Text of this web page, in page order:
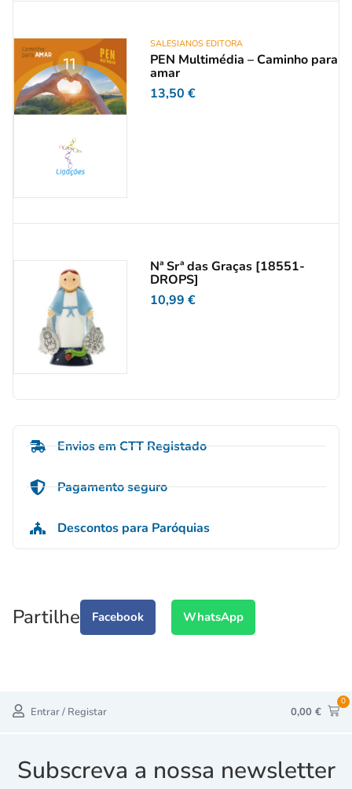
SALESIANOS EDITORA
PEN Multimédia – Caminho para
amar
13,50 €
Nª Srª das Graças [18551-
DROPS]
10,99 €
Envios em CTT Registado
Pagamento seguro
Descontos para Paróquias
Partilhe Facebook WhatsApp
Entrar / Registar 0,00 €
0
Subscreva a nossa newsletter